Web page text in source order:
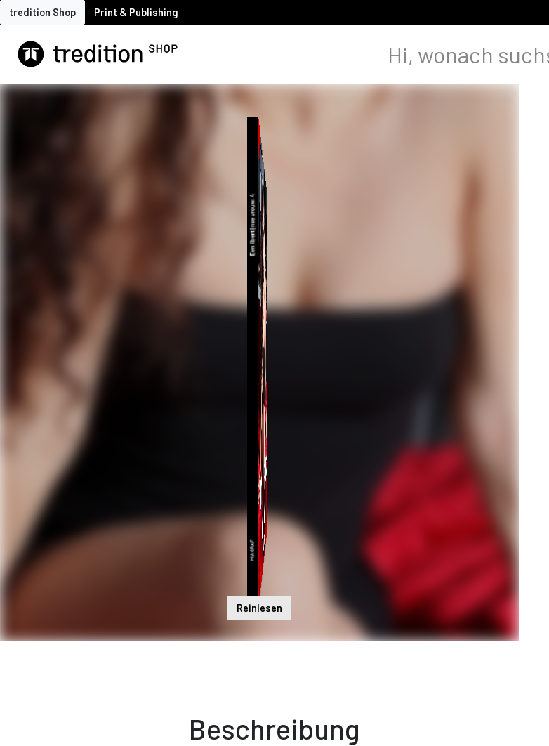
tredition Shop Print & Publishing
Reinlesen
Beschreibung